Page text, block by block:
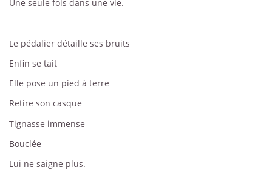
Une seule fois dans une vie.
Le pédalier détaille ses bruits
Enfin se tait
Elle pose un pied à terre
Retire son casque
Tignasse immense
Bouclée
Lui ne saigne plus.